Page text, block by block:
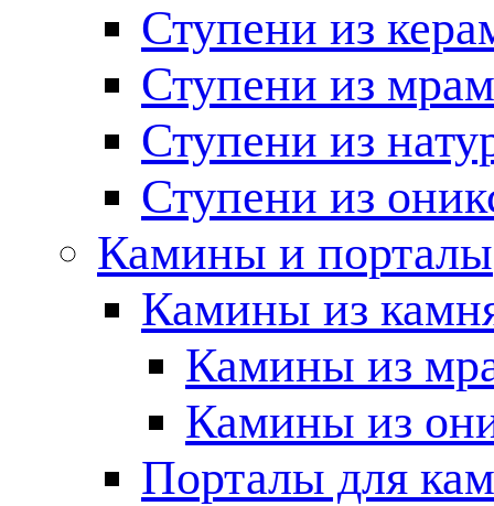
Ступени из
Ступени из
Ступени из
Ступени из
Камины и порталы
Камины из
Камины из
Камины из
Порталы для